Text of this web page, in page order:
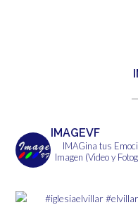
IMAGEVF
IMAGina tus
Imagen (Video y